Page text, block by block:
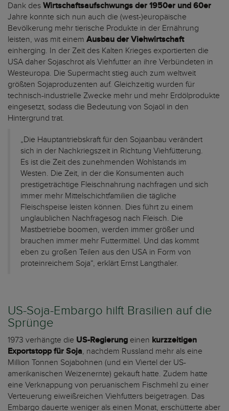
Dank des Wirtschaftsaufschwungs der 1950er und 60er
Jahre konnte sich nun auch die (west-)europäische
Bevölkerung mehr tierische Produkte in der Ernährung
leisten, was mit einem Ausbau der Viehwirtschaft
einherging. In der Zeit des Kalten Krieges exportierten die
USA daher Sojaschrot als Viehfutter an ihre Verbündeten in
Westeuropa. Die Supermacht stieg auch zum weltweit
größten Sojaproduzenten auf. Gleichzeitig wurden für
technisch-industrielle Zwecke mehr und mehr Erdölprodukte
eingesetzt, sodass die Bedeutung von Sojaöl in den
Hintergrund trat.
„Die Hauptantriebskraft für den Sojaanbau verändert
sich in der Nachkriegszeit in Richtung Viehfütterung.
Es ist die Zeit des zunehmenden Wohlstands im
Westen. Die Zeit, in der die Konsumenten auch
prestigeträchtige Fleischnahrung nachfragen und sich
immer mehr Mittelschichtfamilien die tägliche
Fleischspeise leisten können. Dies führt zu einem
unglaublichen Nachfragesog nach Fleisch. Die
Mastbetriebe boomen, werden immer größer und
brauchen immer mehr Futtermittel. Und das kommt
eben zu großen Teilen aus den USA in Form von
proteinreichem Soja“, erklärt Ernst Langthaler.
US-Soja-Embargo hilft Brasilien auf die
Sprünge
1973 verhängte die US-Regierung einen kurzzeitigen
Exportstopp für Soja, nachdem Russland mehr als eine
Million Tonnen Sojabohnen (und ein Viertel der US-
amerikanischen Weizenernte) gekauft hatte. Zudem hatte
eine Verknappung von peruanischem Fischmehl zu einer
Verteuerung eiweißreichen Viehfutters beigetragen. Das
Embargo dauerte weniger als einen Monat, erschütterte aber